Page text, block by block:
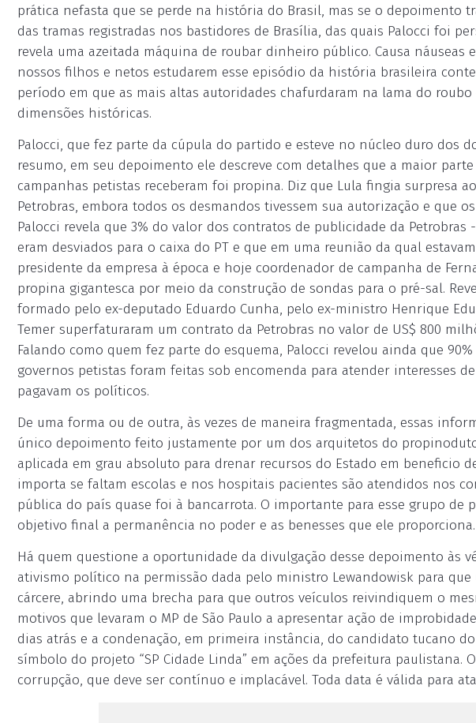
prática nefasta que se perde na história do Brasil, mas se o depoimento
das tramas registradas nos bastidores de Brasília, das quais Palocci foi
revela uma azeitada máquina de roubar dinheiro público. Causa náuseas
nossos filhos e netos estudarem esse episódio da história brasileira
período em que as mais altas autoridades chafurdaram na lama do
dimensões históricas.
Palocci, que fez parte da cúpula do partido e esteve no núcleo duro dos
resumo, em seu depoimento ele descreve com detalhes que a maior
campanhas petistas receberam foi propina. Diz que Lula fingia surpresa
Petrobras, embora todos os desmandos tivessem sua autorização e que
Palocci revela que 3% do valor dos contratos de publicidade da
eram desviados para o caixa do PT e que em uma reunião da qual
presidente da empresa à época e hoje coordenador de campanha de
propina gigantesca por meio da construção de sondas para o pré-sal.
formado pelo ex-deputado Eduardo Cunha, pelo ex-ministro Henrique
Temer superfaturaram um contrato da Petrobras no valor de US$ 800
Falando como quem fez parte do esquema, Palocci revelou ainda que
governos petistas foram feitas sob encomenda para atender interesses
pagavam os políticos.
De uma forma ou de outra, às vezes de maneira fragmentada, essas
único depoimento feito justamente por um dos arquitetos do
aplicada em grau absoluto para drenar recursos do Estado em beneficio
importa se faltam escolas e nos hospitais pacientes são atendidos nos
pública do país quase foi à bancarrota. O importante para esse grupo de
objetivo final a permanência no poder e as benesses que ele proporciona.
Há quem questione a oportunidade da divulgação desse depoimento às
ativismo político na permissão dada pelo ministro Lewandowisk para
cárcere, abrindo uma brecha para que outros veículos reivindiquem o
motivos que levaram o MP de São Paulo a apresentar ação de
dias atrás e a condenação, em primeira instância, do candidato tucano
símbolo do projeto “SP Cidade Linda” em ações da prefeitura paulistana.
corrupção, que deve ser contínuo e implacável. Toda data é válida para